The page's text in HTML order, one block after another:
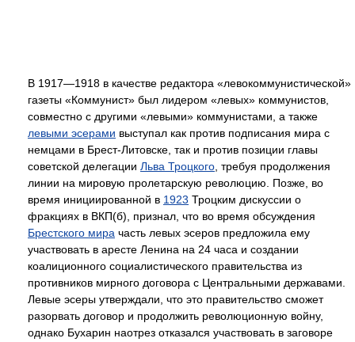
В 1917—1918 в качестве редактора «левокоммунистической»
газеты «Коммунист» был лидером «левых» коммунистов,
совместно с другими «левыми» коммунистами, а также
левыми эсерами выступал как против подписания мира с
немцами в Брест-Литовске, так и против позиции главы
советской делегации Льва Троцкого, требуя продолжения
линии на мировую пролетарскую революцию. Позже, во
время инициированной в 1923 Троцким дискуссии о
фракциях в ВКП(б), признал, что во время обсуждения
Брестского мира часть левых эсеров предложила ему
участвовать в аресте Ленина на 24 часа и создании
коалиционного социалистического правительства из
противников мирного договора с Центральными державами.
Левые эсеры утверждали, что это правительство сможет
разорвать договор и продолжить революционную войну,
однако Бухарин наотрез отказался участвовать в заговоре